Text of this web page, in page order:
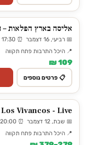
אליסה בארץ הפלאות –
📅 רביעי, 16 דצמבר ⏰ 17:30
📍 היכל התרבות פתח תקווה
109 ₪
📋 פרטים נוספים
Los Vivancos - Live - לוס ויונקוס
📅 שבת, 12 דצמבר ⏰ 20:00
📍 היכל התרבות פתח תקווה